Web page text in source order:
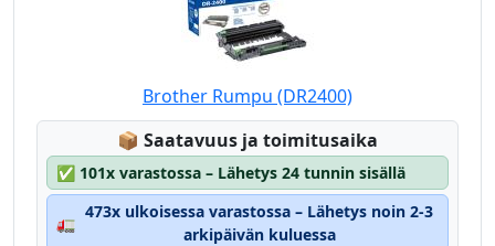
Brother Rumpu (DR2400)
📦 Lagerstatus:
Saatavuus ja toimitusaika
✅ 101x varastossa – Lähetys 24 tunnin sisällä
🚛
473x ulkoisessa varastossa – Lähetys noin 2-3
arkipäivän kuluessa